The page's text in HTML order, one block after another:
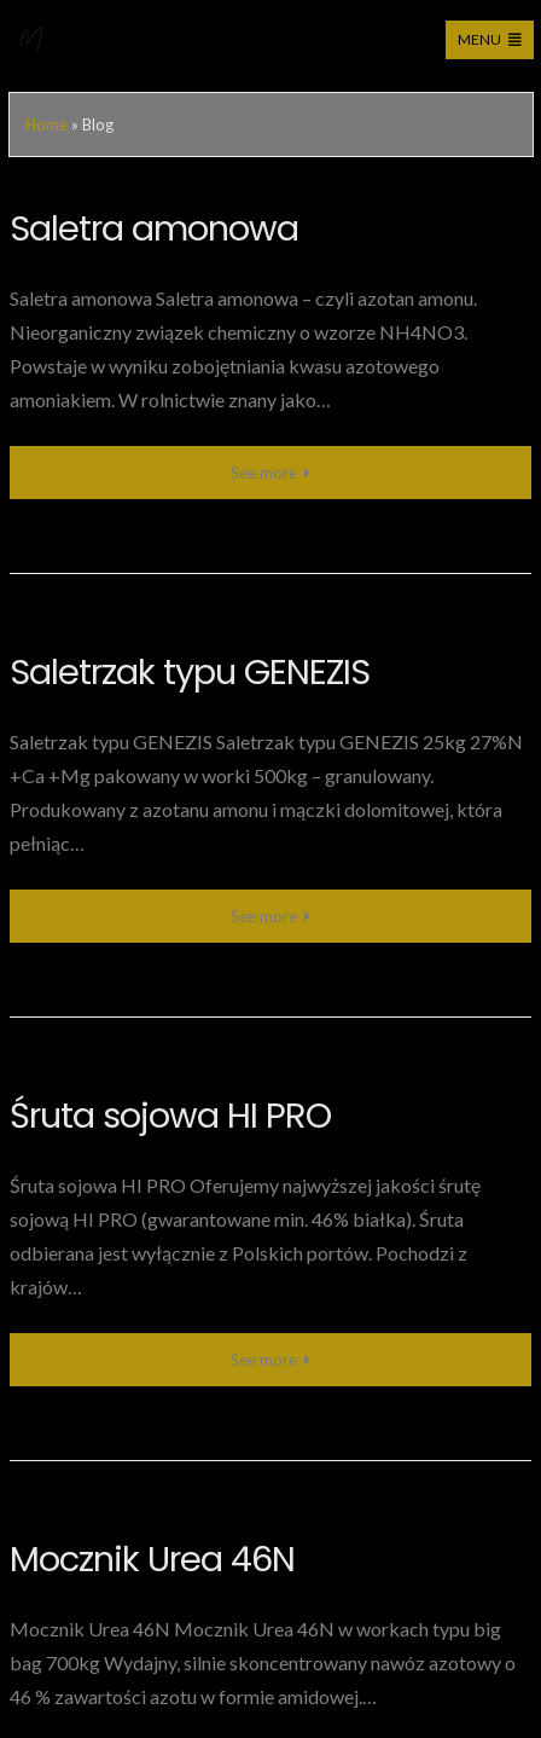
MENU
Home» Blog
Blog
Saletra amonowa
Saletra amonowa Saletra amonowa – czyli azotan amonu.
Nieorganiczny związek chemiczny o wzorze NH4NO3.
Powstaje w wyniku zobojętniania kwasu azotowego
amoniakiem. W rolnictwie znany jako…
See more
Saletrzak typu GENEZIS
Saletrzak typu GENEZIS Saletrzak typu GENEZIS 25kg 27%N
+Ca +Mg pakowany w worki 500kg – granulowany.
Produkowany z azotanu amonu i mączki dolomitowej, która
pełniąc…
See more
Śruta sojowa HI PRO
Śruta sojowa HI PRO Oferujemy najwyższej jakości śrutę
sojową HI PRO (gwarantowane min. 46% białka). Śruta
odbierana jest wyłącznie z Polskich portów. Pochodzi z
krajów…
See more
Mocznik Urea 46N
Mocznik Urea 46N Mocznik Urea 46N w workach typu big
bag 700kg Wydajny, silnie skoncentrowany nawóz azotowy o
46 % zawartości azotu w formie amidowej.…